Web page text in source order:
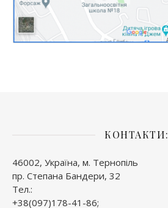
КОНТАКТИ:
46002, Україна, м. Тернопіль
пр. Степана Бандери, 32
Тел.:
+38(097)178-41-86;